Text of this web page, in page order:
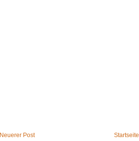
Neuerer Post
Startseite